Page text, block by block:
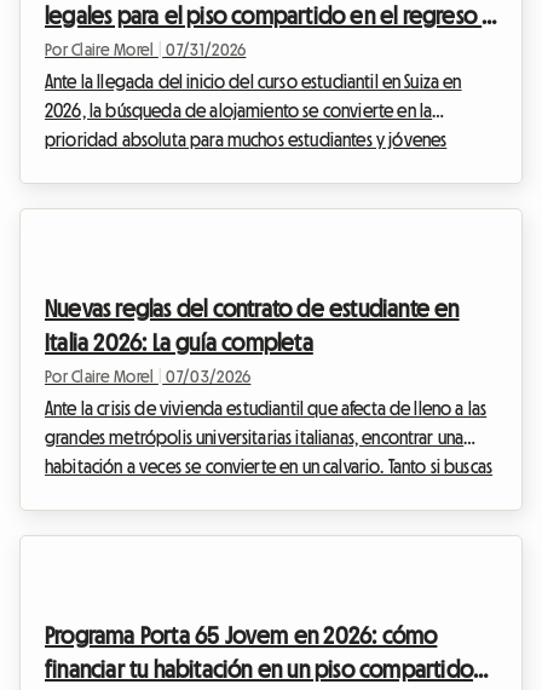
legales para el piso compartido en el regreso a
clases de 2026
Por Claire Morel 07/31/2026
Ante la llegada del inicio del curso estudiantil en Suiza en
2026, la búsqueda de alojamiento se convierte en la
prioridad absoluta para muchos estudiantes y jóvenes
inmobiliarias antes de entregar las llaves. Tener que ...
Nuevas reglas del contrato de estudiante en
Italia 2026: La guía completa
Por Claire Morel 07/03/2026
Ante la crisis de vivienda estudiantil que afecta de lleno a las
grandes metrópolis universitarias italianas, encontrar una
habitación a veces se convierte en un calvario. Tanto si buscas
contrato de estudiante en Ita...
Programa Porta 65 Jovem en 2026: cómo
financiar tu habitación en un piso compartido